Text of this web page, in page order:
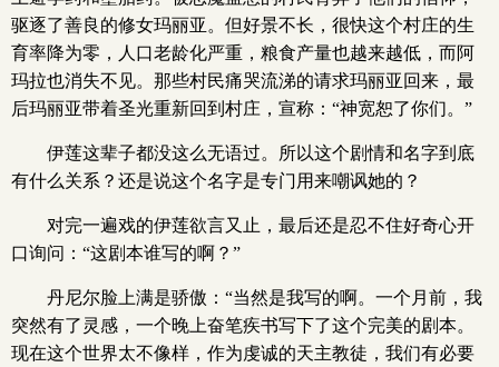
驱逐了善良的修女玛丽亚。但好景不长，很快这个村庄的生
育率降为零，人口老龄化严重，粮食产量也越来越低，而阿
玛拉也消失不见。那些村民痛哭流涕的请求玛丽亚回来，最
后玛丽亚带着圣光重新回到村庄，宣称：“神宽恕了你们。”
伊莲这辈子都没这么无语过。所以这个剧情和名字到底
有什么关系？还是说这个名字是专门用来嘲讽她的？
对完一遍戏的伊莲欲言又止，最后还是忍不住好奇心开
口询问：“这剧本谁写的啊？”
丹尼尔脸上满是骄傲：“当然是我写的啊。一个月前，我
突然有了灵感，一个晚上奋笔疾书写下了这个完美的剧本。
现在这个世界太不像样，作为虔诚的天主教徒，我们有必要